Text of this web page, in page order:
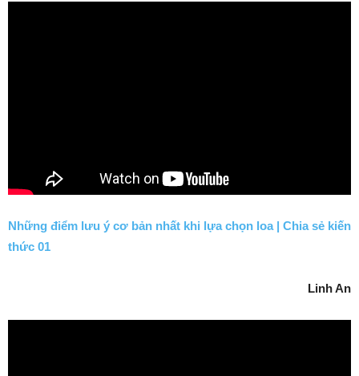
Những điểm lưu ý cơ bản nhất khi lựa chọn loa | Chia sẻ kiến
thức 01
Linh An